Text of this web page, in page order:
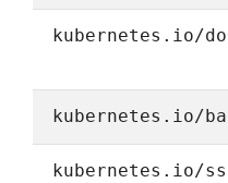
kubernetes.io/
kubernetes.io/
kubernetes.io/